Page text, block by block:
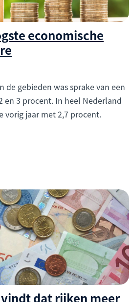
economische
de gebieden was sprake van een
en 3 procent. In heel Nederland
vorig jaar met 2,7 procent.
dat rijken meer